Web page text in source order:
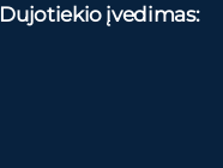
Dujotiekio įvedimas: